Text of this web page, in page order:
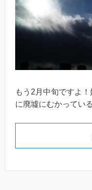
もう2月中旬ですよ
に廃墟にむかってい